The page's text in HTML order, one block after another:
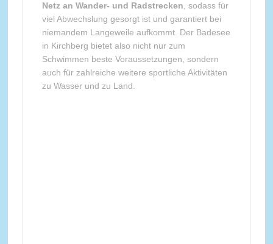
Netz an Wander- und Radstrecken , sodass für
viel Abwechslung gesorgt ist und garantiert bei
niemandem Langeweile aufkommt. Der Badesee
in Kirchberg bietet also nicht nur zum
Schwimmen beste Voraussetzungen, sondern
auch für zahlreiche weitere sportliche Aktivitäten
zu Wasser und zu Land.